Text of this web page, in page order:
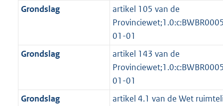
t
3
K
b
2
b
Grondslag
artikel 105 van de
01-01
Grondslag
artikel 143 van de
01-01
Grondslag
artikel 4.1 van de Wet